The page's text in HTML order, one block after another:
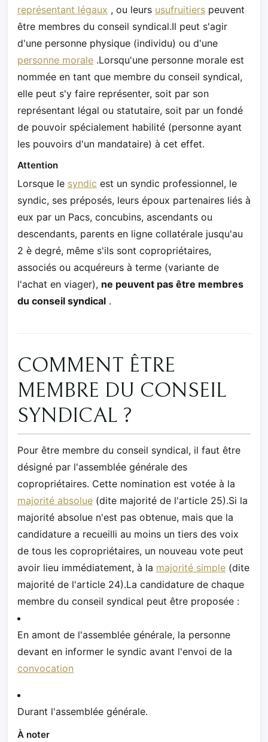
représentant légaux , ou leurs usufruitiers peuvent
être membres du conseil syndical.Il peut s'agir
d'une personne physique (individu) ou d'une
personne morale .Lorsqu'une personne morale est
nommée en tant que membre du conseil syndical,
elle peut s'y faire représenter, soit par son
représentant légal ou statutaire, soit par un fondé
de pouvoir spécialement habilité (personne ayant
les pouvoirs d'un mandataire) à cet effet.
Attention
Lorsque le syndic est un syndic professionnel, le
syndic, ses préposés, leurs époux partenaires liés à
eux par un Pacs, concubins, ascendants ou
descendants, parents en ligne collatérale jusqu'au
2 è degré, même s'ils sont copropriétaires,
associés ou acquéreurs à terme (variante de
l'achat en viager), ne peuvent pas être membres
du conseil syndical .
COMMENT ÊTRE
MEMBRE DU CONSEIL
SYNDICAL ?
Pour être membre du conseil syndical, il faut être
désigné par l'assemblée générale des
copropriétaires. Cette nomination est votée à la
majorité absolue (dite majorité de l'article 25).Si la
majorité absolue n'est pas obtenue, mais que la
candidature a recueilli au moins un tiers des voix
de tous les copropriétaires, un nouveau vote peut
avoir lieu immédiatement, à la majorité simple (dite
majorité de l'article 24).La candidature de chaque
membre du conseil syndical peut être proposée :
En amont de l'assemblée générale, la personne
devant en informer le syndic avant l'envoi de la
convocation
Durant l'assemblée générale.
À noter